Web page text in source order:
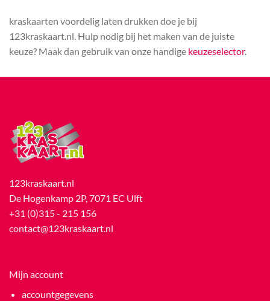
kraskaarten voordelig laten drukken doe je bij
123kraskaart.nl. Hulp nodig bij het maken van de juiste
keuze? Maak dan gebruik van onze handige keuzeselector.
123kraskaart.nl
De Hogenkamp 2P, 7071 EC Ulft
+31 (0)315 - 215 156
contact@123kraskaart.nl
Mijn account
accountgegevens